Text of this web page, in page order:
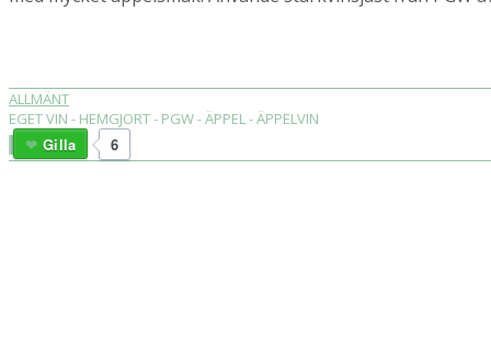
ALLMÄNT
EGET VIN - HEMGJORT - PGW - ÄPPEL - ÄPPELVIN
6
Gilla